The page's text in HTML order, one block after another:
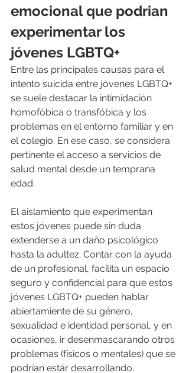
emocional que podrian
experimentar los
jóvenes LGBTQ+
Entre las principales causas para el
intento suicida entre jóvenes LGBTQ+
se suele destacar la intimidación
homofóbica o transfóbica y los
problemas en el entorno familiar y en
el colegio. En ese caso, se considera
pertinente el acceso a servicios de
salud mental desde un temprana
edad.
El aislamiento que experimentan
estos jóvenes puede sin duda
extenderse a un daño psicológico
hasta la adultez. Contar con la ayuda
de un profesional, facilita un espacio
seguro y confidencial para que estos
jóvenes LGBTQ+ pueden hablar
abiertamiente de su género,
sexualidad e identidad personal, y en
ocasiones, ir desenmascarando otros
problemas (físicos o mentales) que se
podrían estár desarrollando.